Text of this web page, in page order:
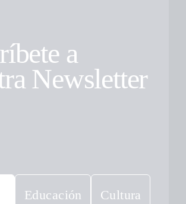
a
Newsletter
Educación Cultura